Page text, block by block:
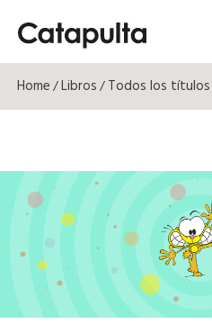
Home/Libros/Todos los títulos